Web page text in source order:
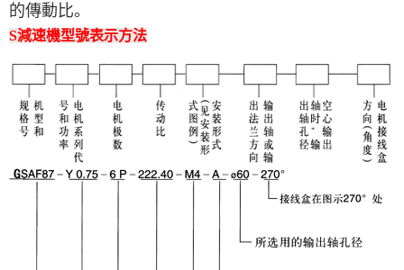
的傳動比。
S減速機型號表示方法